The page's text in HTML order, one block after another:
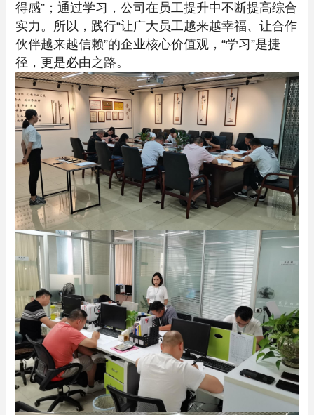
得感”；通过学习，公司在员工提升中不断提高综合
实力。所以，践行“让广大员工越来越幸福、让合作
伙伴越来越信赖”的企业核心价值观，“学习”是捷
径，更是必由之路。